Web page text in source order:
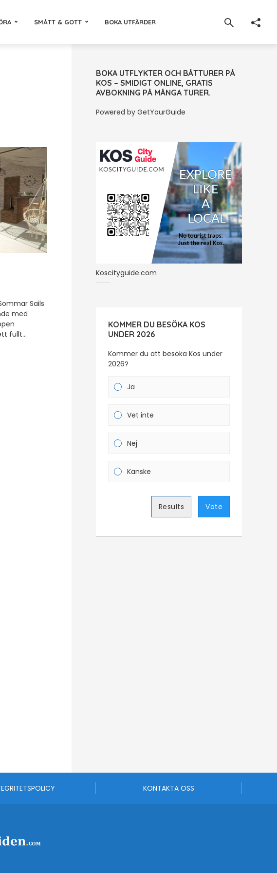
SMÅTT & GOTT BOKA UTFÄRDER
Sails
med
fullt...
BOKA UTFLYKTER OCH BÅTTURER PÅ
KOS – SMIDIGT ONLINE, GRATIS
AVBOKNING PÅ MÅNGA TURER.
Powered by GetYourGuide
Koscityguide.com
KOMMER DU BESÖKA KOS
UNDER 2026
Kommer du att besöka Kos under
2026?
Ja
Vet inte
Nej
Kanske
Results Vote
KONTAKTA OSS